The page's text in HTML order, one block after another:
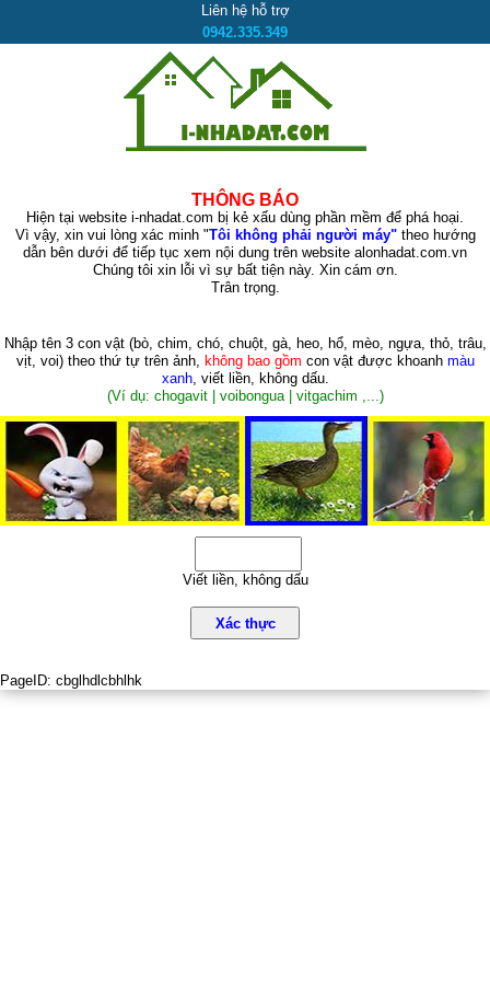
Liên hệ hỗ trợ
0942.335.349
THÔNG BÁO
Hiện tại website i-nhadat.com bị kẻ xấu dùng phần mềm để phá hoại.
Vì vậy, xin vui lòng xác minh "Tôi không phải người máy"theo hướng
dẫn bên dưới để tiếp tục xem nội dung trên website alonhadat.com.vn
Chúng tôi xin lỗi vì sự bất tiện này. Xin cám ơn.
Trân trọng.
Nhập tên 3 con vật (bò, chim, chó, chuột, gà, heo, hổ, mèo, ngựa, thỏ, trâu,
vịt, voi)theo thứ tự trên ảnh, không bao gồm con vật được khoanh màu
xanh, viết liền, không dấu.
(Ví dụ: chogavit | voibongua | vitgachim ,...)
Viết liền, không dấu
Xác thực
PageID: cbglhdlcbhlhk